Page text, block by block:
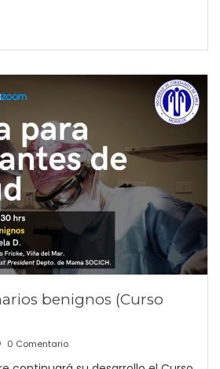
benignos (Curso
0 Comentario